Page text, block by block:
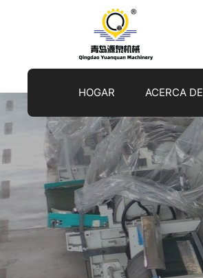
HOGAR ACERCA DE
machine